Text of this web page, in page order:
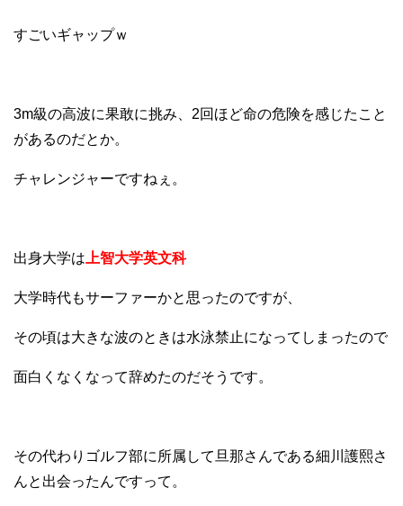
すごいギャップｗ
3m級の高波に果敢に挑み、2回ほど命の危険を感じたこと
があるのだとか。
チャレンジャーですねぇ。
出身大学は 上智大学英文科
大学時代もサーファーかと思ったのですが、
その頃は大きな波のときは水泳禁止になってしまったので
面白くなくなって辞めたのだそうです。
その代わりゴルフ部に所属して旦那さんである細川護熙さ
んと出会ったんですって。